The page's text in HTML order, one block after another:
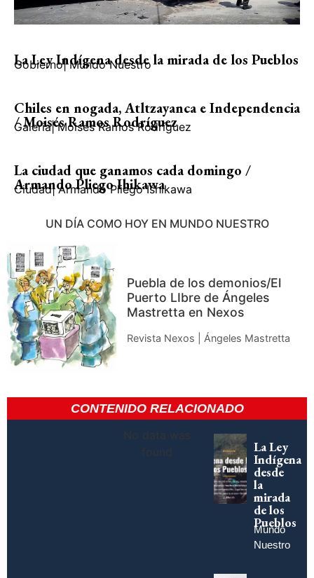
La Ley Indígena desde la mirada de los Pueblos
Gobierno| Mundo Nuestro
Chiles en nogada, Atltzayanca e Independencia
/ Moisés Ramos Rodríguez
Galería| Moisés Ramos Rodríguez
La ciudad que ganamos cada domingo /
Armando Pliego Ihikawa
Ciudad| Armando Pliego Ishikawa
UN DÍA COMO HOY EN MUNDO NUESTRO
Puebla de los demonios/El
Puerto LIbre de Ángeles
Mastretta en Nexos
Revista Nexos | Ángeles Mastretta
CONTENIDO RELACIONADO
No data was
found
La Ley
Indígena
desde
la
mirada
de los
Pueblos
Mundo
Nuestro